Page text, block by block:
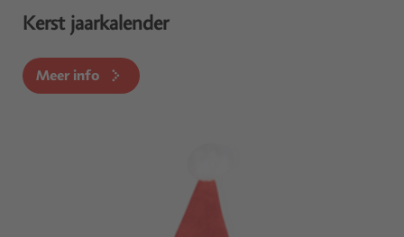
Kerst jaarkalender
Meer info